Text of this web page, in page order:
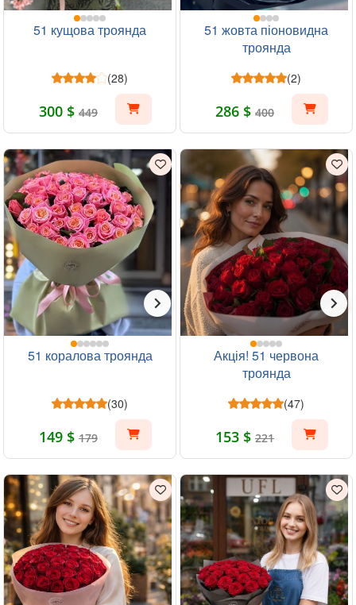
51 кущова троянда
(28)
300 $ 449
51 жовта піоновидна
троянда
(2)
286 $ 400
51 коралова троянда
(30)
149 $ 179
Акція! 51 червона
троянда
(47)
153 $ 221